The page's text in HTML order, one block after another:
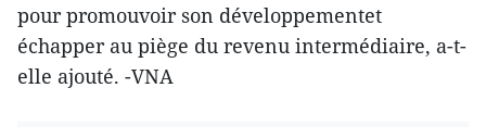
pour promouvoir son développementet
échapper au piège du revenu intermédiaire, a-t-
elle ajouté. -VNA